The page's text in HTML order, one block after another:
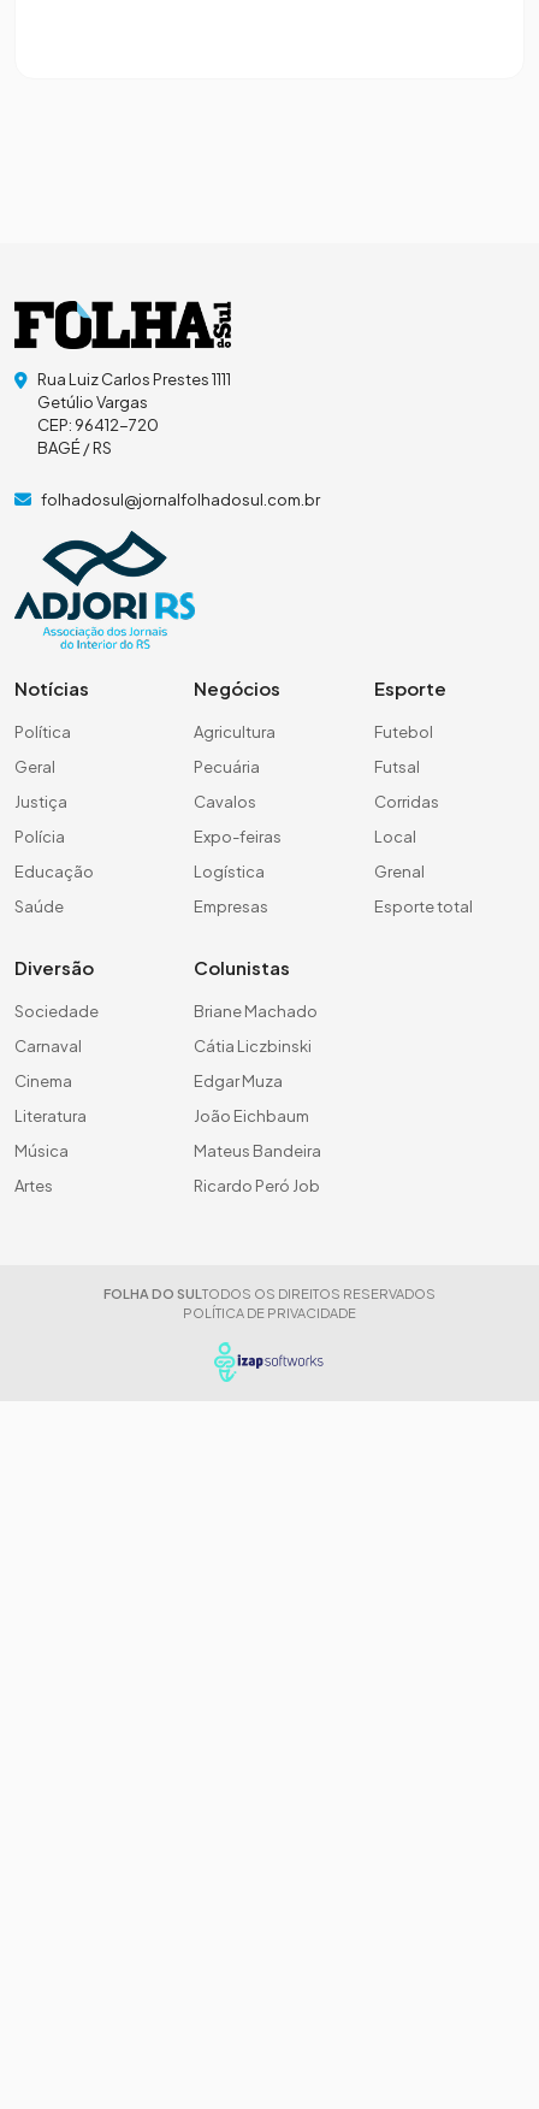
Rua Luiz Carlos Prestes 1111
Getúlio Vargas
CEP: 96412-720
BAGÉ / RS
folhadosul@jornalfolhadosul.com.br
Notícias
Política
Geral
Justiça
Polícia
Educação
Saúde
Negócios
Agricultura
Pecuária
Cavalos
Expo-feiras
Logística
Empresas
Esporte
Futebol
Futsal
Corridas
Local
Grenal
Esporte total
Diversão
Sociedade
Carnaval
Cinema
Literatura
Música
Artes
Colunistas
Briane Machado
Cátia Liczbinski
Edgar Muza
João Eichbaum
Mateus Bandeira
Ricardo Peró Job
FOLHA DO SUL TODOS OS DIREITOS RESERVADOS
POLÍTICA DE PRIVACIDADE